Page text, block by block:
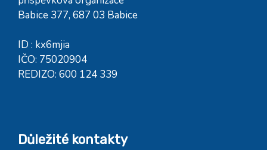
Babice 377, 687 03 Babice
ID : kx6mjia
IČO: 75020904
REDIZO: 600 124 339
Důležité kontakty